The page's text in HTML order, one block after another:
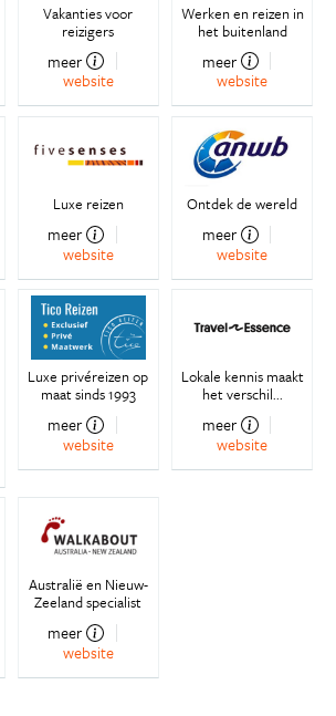
Vakanties voor
reizigers
meer
website
Werken en reizen in
het buitenland
meer
website
Luxe reizen
meer
website
Ontdek de wereld
meer
website
Luxe privéreizen op
maat sinds 1993
meer
website
Lokale kennis maakt
het verschil...
meer
website
Australië en Nieuw-
Zeeland specialist
meer
website